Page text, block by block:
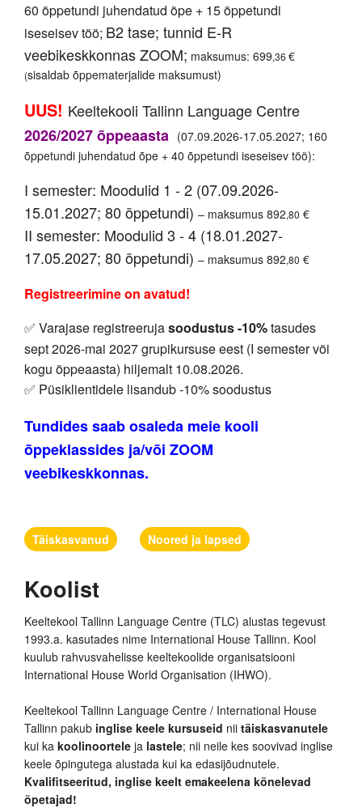
60 õppetundi juhendatud õpe + 15 õppetundi
iseseisev töö; B2 tase; tunnid E-R
veebikeskkonnas ZOOM; maksumus: 699,36 €
(sisaldab õppematerjalide maksumust)
UUS! Keeltekooli Tallinn Language Centre
2026/2027 õppeaasta (07.09.2026-17.05.2027; 160
õppetundi juhendatud õpe + 40 õppetundi iseseisev töö):
I semester: Moodulid 1 - 2 (07.09.2026-
15.01.2027; 80 õppetundi) – maksumus 892,80 €
II semester: Moodulid 3 - 4 (18.01.2027-
17.05.2027; 80 õppetundi) – maksumus 892,80 €
Registreerimine on avatud!
✅ Varajase registreerujasoodustus -10%tasudes
sept 2026-mai 2027 grupikursuse eest (I semester või
kogu õppeaasta) hiljemalt 10.08.2026.
✅ Püsiklientidele lisandub -10% soodustus
Tundides saab osaleda meie kooli
õppeklassides ja/või ZOOM
veebikeskkonnas.
Täiskasvanud Noored ja lapsed
Koolist
Keeltekool Tallinn Language Centre (TLC) alustas tegevust
1993.a. kasutades nime International House Tallinn. Kool
kuulub rahvusvahelisse keeltekoolide organisatsiooni
International House World Organisation (IHWO).
Keeltekool Tallinn Language Centre / International House
Tallinn pakub inglise keele kursuseid nii täiskasvanutele
kui ka koolinoortele ja lastele; nii neile kes soovivad inglise
keele õpingutega alustada kui ka edasijõudnutele.
Kvalifitseeritud, inglise keelt emakeelena kõnelevad
õpetajad!